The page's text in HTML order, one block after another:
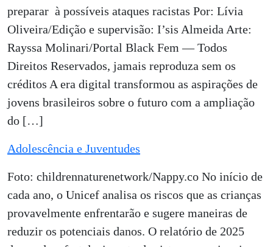
preparar à possíveis ataques racistas Por: Lívia
Oliveira/Edição e supervisão: I’sis Almeida Arte:
Rayssa Molinari/Portal Black Fem — Todos
Direitos Reservados, jamais reproduza sem os
créditos A era digital transformou as aspirações de
jovens brasileiros sobre o futuro com a ampliação
do […]
Adolescência e Juventudes
Foto: childrennaturenetwork/Nappy.co No início de
cada ano, o Unicef analisa os riscos que as crianças
provavelmente enfrentarão e sugere maneiras de
reduzir os potenciais danos. O relatório de 2025